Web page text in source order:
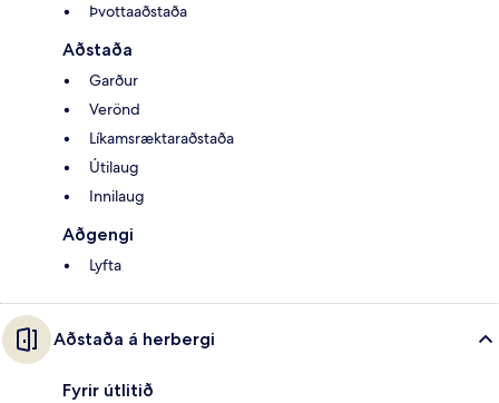
Þvottaaðstaða
Aðstaða
Garður
Verönd
Líkamsræktaraðstaða
Útilaug
Innilaug
Aðgengi
Lyfta
Aðstaða á herbergi
Fyrir útlitið